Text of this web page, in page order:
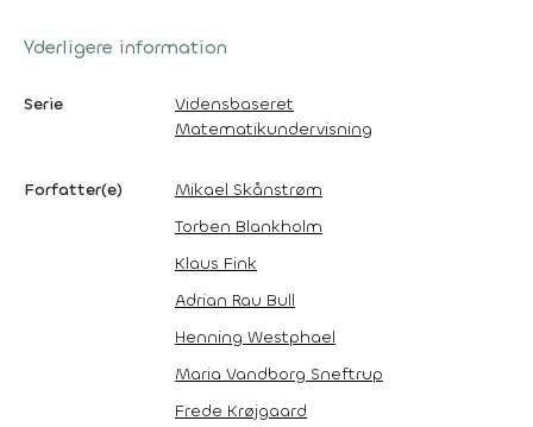
Yderligere information
Serie
Vidensbaseret
Matematikundervisning
Forfatter(e)
Mikael Skånstrøm
Torben Blankholm
Klaus Fink
Adrian Rau Bull
Henning Westphael
Maria Vandborg Sneftrup
Frede Krøjgaard